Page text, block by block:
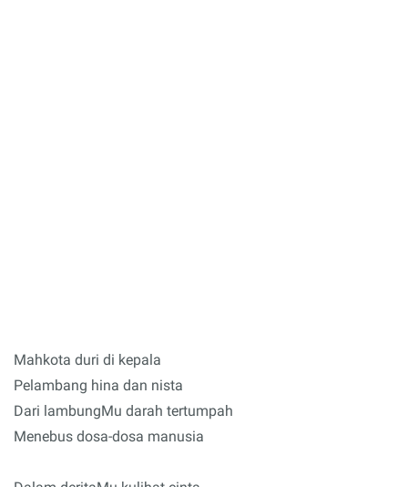
Mahkota duri di kepala
Pelambang hina dan nista
Dari lambungMu darah tertumpah
Menebus dosa-dosa manusia